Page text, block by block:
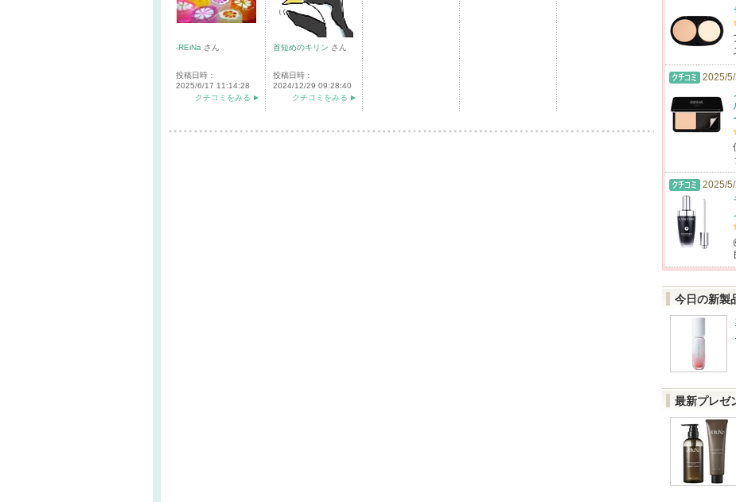
-REiNa さん
投稿日時：
2025/6/17 11:14:28
クチコミをみる
首短めのキリン さん
投稿日時：
2024/12/29 09:28:40
クチコミをみる
2025/
2025/
今日の新製
最新プレゼ